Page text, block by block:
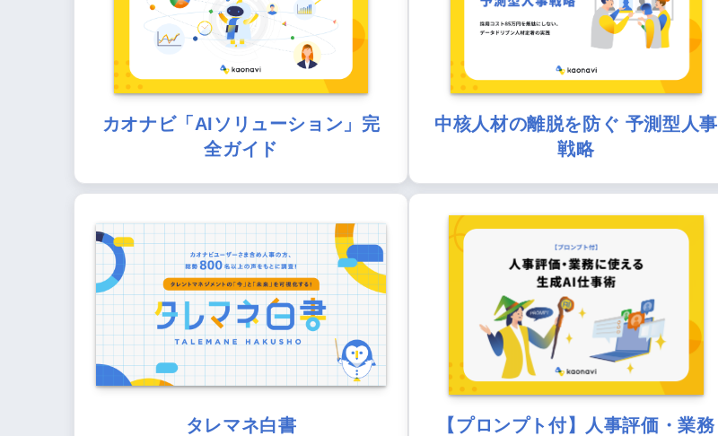
カオナビ「AIソリューション」完
全ガイド
中核人材の離脱を防ぐ 予測型人事
戦略
タレマネ白書
【プロンプト付】人事評価・業務